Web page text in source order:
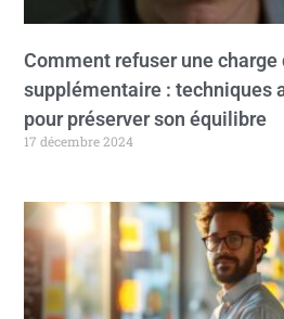
Comment refuser une charge
supplémentaire : techniques
pour préserver son équilibre
17 décembre 2024